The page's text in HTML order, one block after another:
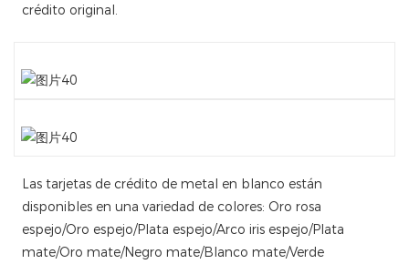
crédito original.
Las tarjetas de crédito de metal en blanco están
disponibles en una variedad de colores: Oro rosa
espejo/Oro espejo/Plata espejo/Arco iris espejo/Plata
mate/Oro mate/Negro mate/Blanco mate/Verde